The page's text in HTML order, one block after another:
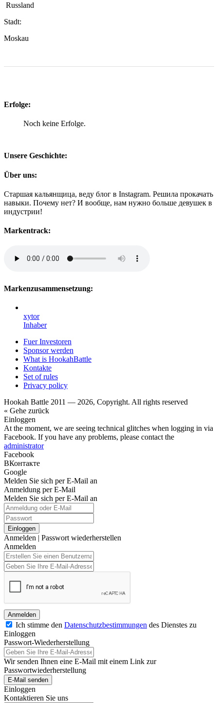
Russland
Stadt:
Moskau
Erfolge:
Noch keine Erfolge.
Unsere Geschichte:
Über uns:
Старшая кальянщица, веду блог в Instagram. Решила прокачать
навыки. Почему нет? И вообще, нам нужно больше девушек в
индустрии!
Markentrack:
Markenzusammensetzung:
xytor
Inhaber
Fuer Investoren
Sponsor werden
What is HookahBattle
Kontakte
Set of rules
Privacy policy
Hookah Battle 2011 — 2026, Copyright. All rights reserved
« Gehe zurück
Einloggen
At the moment, we are seeing technical glitches when logging in via
Facebook. If you have any problems, please contact the
administrator
Facebook
ВКонтакте
Google
Melden Sie sich per E-Mail an
Anmeldung per E-Mail
Melden Sie sich per E-Mail an
Einloggen
Anmelden | Passwort wiederherstellen
Anmelden
Anmelden
Ich stimme den Datenschutzbestimmungen des Dienstes zu
Einloggen
Passwort-Wiederherstellung
Wir senden Ihnen eine E-Mail mit einem Link zur
Passwortwiederherstellung
E-Mail senden
Einloggen
Kontaktieren Sie uns